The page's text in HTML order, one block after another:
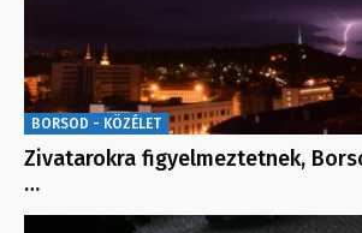
BORSOD - KÖZÉLET
Zivatarokra figyelmeztetnek,
…